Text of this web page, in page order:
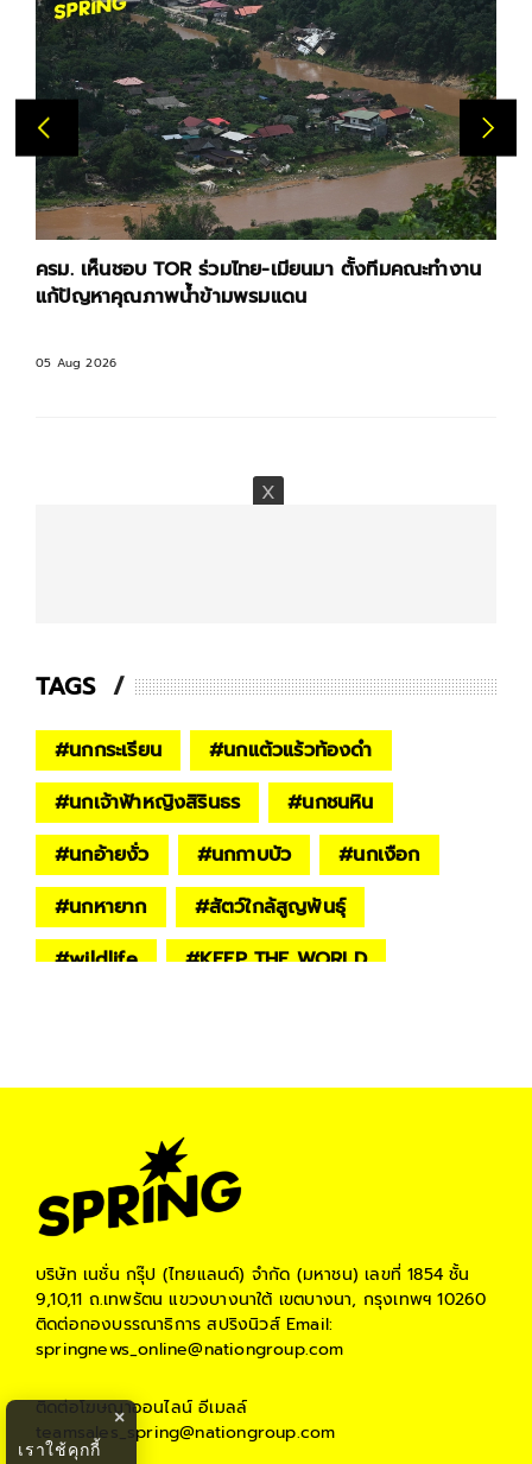
ครม. เห็นชอบ TOR ร่วมไทย-เมียนมา ตั้งทีมคณะทำงาน
แก้ปัญหาคุณภาพน้ำข้ามพรมแดน
05 Aug 2026
TAGS
#นกกระเรียน #นกแต้วแร้วท้องดำ
#นกเจ้าฟ้าหญิงสิรินธร #นกชนหิน
#นกอ้ายงั่ว #นกกาบบัว #นกเงือก
#นกหายาก #สัตว์ใกล้สูญพันธุ์
#wildlife #KEEP THE WORLD
บริษัท เนชั่น กรุ๊ป (ไทยแลนด์) จำกัด (มหาชน) เลขที่ 1854 ชั้น
9,10,11 ถ.เทพรัตน แขวงบางนาใต้ เขตบางนา, กรุงเทพฯ 10260
ติดต่อกองบรรณาธิการ สปริงนิวส์Email:
springnews_online@nationgroup.com
ติดต่อโฆษณาออนไลน์ อีเมลล์
teamsales_spring@nationgroup.com
×
เราใช้คุกกี้